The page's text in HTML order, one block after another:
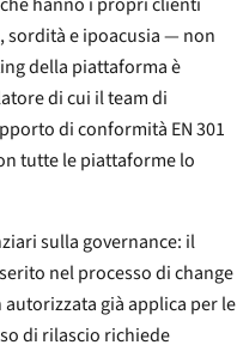
sordità e ipoacusia — non
di
di conformità EN 301
sulla governance: il
applica per le
di rilascio richiede